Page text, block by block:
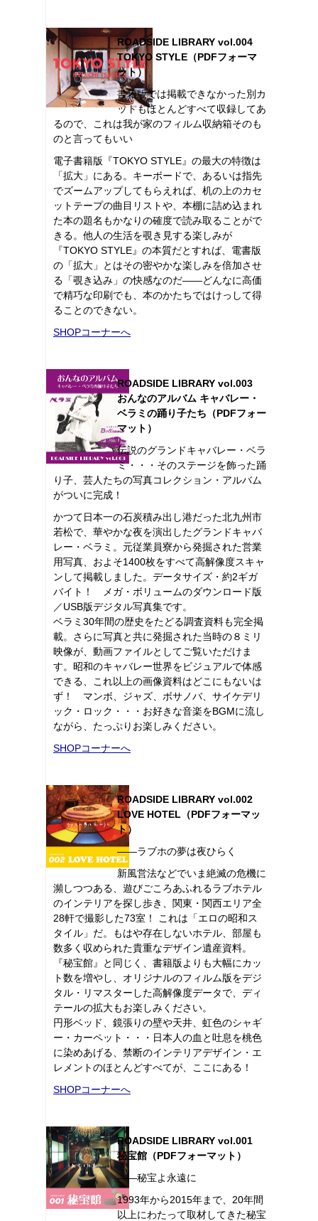
ROADSIDE LIBRARY vol.004
TOKYO STYLE（PDFフォーマ
ット）
書籍版では掲載できなかった別カ
ットもほとんどすべて収録してあ
るので、これは我が家のフィルム収納箱そのも
のと言ってもいい
電子書籍版『TOKYO STYLE』の最大の特徴は
「拡大」にある。キーボードで、あるいは指先
でズームアップしてもらえれば、机の上のカセ
ットテープの曲目リストや、本棚に詰め込まれ
た本の題名もかなりの確度で読み取ることがで
きる。他人の生活を覗き見する楽しみが
『TOKYO STYLE』の本質だとすれば、電書版
の「拡大」とはその密やかな楽しみを倍加させ
る「覗き込み」の快感なのだ――どんなに高価
で精巧な印刷でも、本のかたちではけっして得
ることのできない。
SHOPコーナーへ
ROADSIDE LIBRARY vol.003
おんなのアルバム キャバレー・
ベラミの踊り子たち（PDFフォー
マット）
伝説のグランドキャバレー・ベラ
ミ・・・そのステージを飾った踊
り子、芸人たちの写真コレクション・アルバム
がついに完成！
かつて日本一の石炭積み出し港だった北九州市
若松で、華やかな夜を演出したグランドキャバ
レー・ベラミ。元従業員寮から発掘された営業
用写真、およそ1400枚をすべて高解像度スキャ
ンして掲載しました。データサイズ・約2ギガ
バイト！ メガ・ボリュームのダウンロード版
／USB版デジタル写真集です。
ベラミ30年間の歴史をたどる調査資料も完全掲
載。さらに写真と共に発掘された当時の８ミリ
映像が、動画ファイルとしてご覧いただけま
す。昭和のキャバレー世界をビジュアルで体感
できる、これ以上の画像資料はどこにもないは
ず！ マンボ、ジャズ、ボサノバ、サイケデリ
ック・ロック・・・お好きな音楽をBGMに流し
ながら、たっぷりお楽しみください。
SHOPコーナーへ
ROADSIDE LIBRARY vol.002
LOVE HOTEL（PDFフォーマッ
ト）
――ラブホの夢は夜ひらく
新風営法などでいま絶滅の危機に
瀕しつつある、遊びごころあふれるラブホテル
のインテリアを探し歩き、関東・関西エリア全
28軒で撮影した73室！ これは「エロの昭和ス
タイル」だ。もはや存在しないホテル、部屋も
数多く収められた貴重なデザイン遺産資料。
『秘宝館』と同じく、書籍版よりも大幅にカッ
ト数を増やし、オリジナルのフィルム版をデジ
タル・リマスターした高解像度データで、ディ
テールの拡大もお楽しみください。
円形ベッド、鏡張りの壁や天井、虹色のシャギ
ー・カーペット・・・日本人の血と吐息を桃色
に染めあげる、禁断のインテリアデザイン・エ
レメントのほとんどすべてが、ここにある！
SHOPコーナーへ
ROADSIDE LIBRARY vol.001
秘宝館（PDFフォーマット）
――秘宝よ永遠に
1993年から2015年まで、20年間
以上にわたって取材してきた秘宝